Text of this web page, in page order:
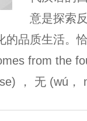
意是探索
的品质生活。
from the
， 无 (wú